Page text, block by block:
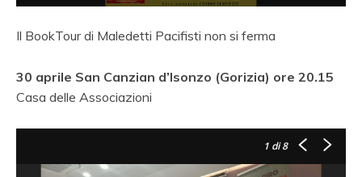
Il BookTour di Maledetti Pacifisti non si ferma
30 aprile San Canzian d’Isonzo (Gorizia) ore 20.15
Casa delle Associazioni
1 di 8